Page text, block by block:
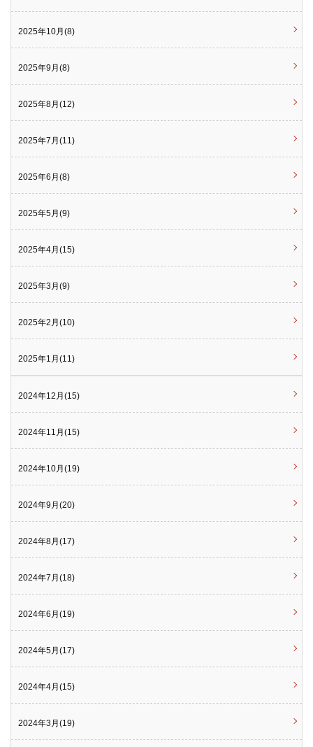
2025年10月(8)
2025年9月(8)
2025年8月(12)
2025年7月(11)
2025年6月(8)
2025年5月(9)
2025年4月(15)
2025年3月(9)
2025年2月(10)
2025年1月(11)
2024年12月(15)
2024年11月(15)
2024年10月(19)
2024年9月(20)
2024年8月(17)
2024年7月(18)
2024年6月(19)
2024年5月(17)
2024年4月(15)
2024年3月(19)